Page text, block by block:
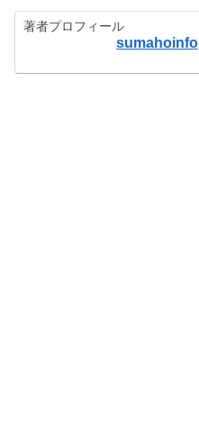
著者プロフィール
sumahoinfo